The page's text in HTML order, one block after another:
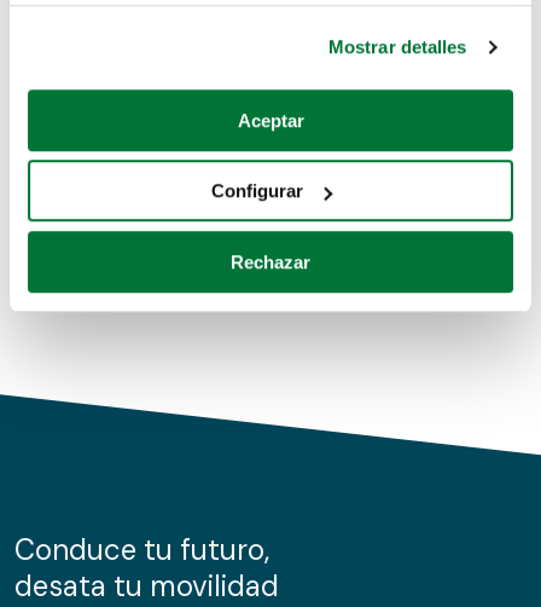
Si lo permite, también quisiéramos:
Recopilar información sobre su ubicación geográfica
Identificar su dispositivo analizándolo activamente
para buscar características específicas (huellas
Obtenga más información sobre cómo se procesan sus
de cookies.
información sobre el uso que haga del sitio web con
nuestros partners de redes sociales, publicidad y análisis
Mostrar detalles
Aceptar
Configurar
Rechazar
Coches de segunda mano
Coches de km0
Conduce tu futuro,
desata tu movilidad